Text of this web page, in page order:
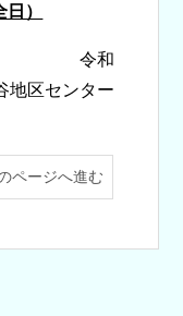
）
地区センター
ページへ進む